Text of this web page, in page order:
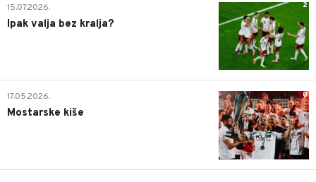
2
15.07.2026.
Ipak valja bez kralja?
0
17.05.2026.
Mostarske kiše